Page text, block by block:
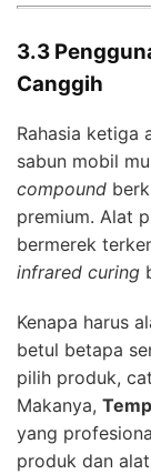
3.3
Canggih
Rahasia ketiga
sabun mobil
compound
premium. Alat
bermerek
infrared curing
Kenapa harus
betul betapa
pilih produk,
Makanya,
yang
produk dan